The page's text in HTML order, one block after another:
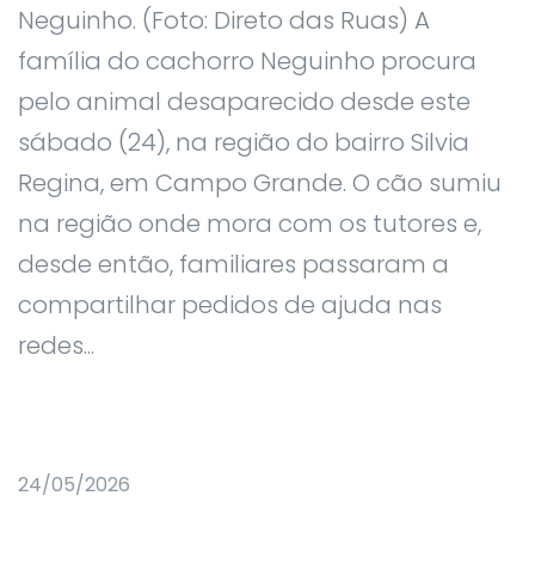
Neguinho. (Foto: Direto das Ruas) A
família do cachorro Neguinho procura
pelo animal desaparecido desde este
sábado (24), na região do bairro Silvia
Regina, em Campo Grande. O cão sumiu
na região onde mora com os tutores e,
desde então, familiares passaram a
compartilhar pedidos de ajuda nas
redes...
24/05/2026